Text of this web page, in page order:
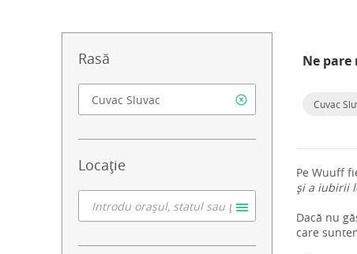
Rasă
Locație
Ne
Cuvac
Pe Wuuff
și a iubirii
Dacă nu
care